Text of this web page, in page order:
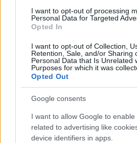
I want to opt-out of processing
Personal Data for Targeted
Opted In
I want to opt-out of Collection,
Retention, Sale, and/or Sharing
Personal Data that Is Unrelated
Purposes for which it was
Opted Out
Google consents
I want to allow Google to enable
related to advertising like
device identifiers in apps.
Reverie - Itt a Perfect
videója
Lángoló Premier
•2020. január 24.